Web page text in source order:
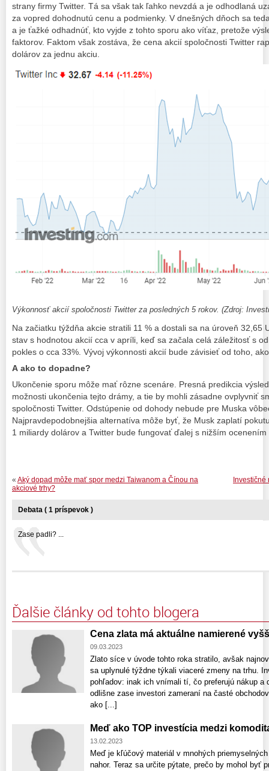
strany firmy Twitter. Tá sa však tak ľahko nevzdá a je odhodlaná
za vopred dohodnutú cenu a podmienky. V dnešných dňoch sa
a je ťažké odhadnúť, kto vyjde z tohto sporu ako víťaz, pretože
faktorov. Faktom však zostáva, že cena akcií spoločnosti Twitter
dolárov za jednu akciu.
Výkonnosť akcií spoločnosti Twitter za posledných 5 rokov. (Zdroj:
Na začiatku týždňa akcie stratili 11 % a dostali sa na úroveň 32,65
stav s hodnotou akcií cca v apríli, keď sa začala celá záležitosť s
pokles o cca 33%. Vývoj výkonnosti akcií bude závisieť od toho,
A ako to dopadne?
Ukončenie sporu môže mať rôzne scenáre. Presná predikcia
možnosti ukončenia tejto drámy, a tie by mohli zásadne ovplyvniť
spoločnosti Twitter. Odstúpenie od dohody nebude pre Muska
Najpravdepodobnejšia alternatíva môže byť, že Musk zaplatí
1 miliardy dolárov a Twitter bude fungovať ďalej s nižším
« Aký dopad môže mať spor medzi Taiwanom a Čínou na
akciové trhy?
Debata ( 1 príspevok )
Zase padli? ...
Ďalšie články od tohto blogera
Cena zlata má aktuálne namierené
09.03.2023
Zlato síce v úvode tohto roka stratilo, avšak
sa uplynulé týždne týkali viaceré zmeny na trhu.
pohľadov: inak ich vnímali tí, čo preferujú nákup a
odlišne zase investori zameraní na časté
ako [...]
Meď ako TOP investícia medzi
13.02.2023
Meď je kľúčový materiál v mnohých
nahor. Teraz sa určite pýtate, prečo by mohol byť